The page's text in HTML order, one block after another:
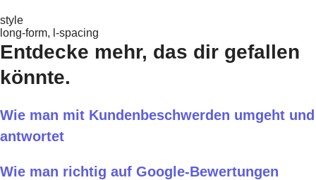
style
long-form, l-spacing
Entdecke mehr, das dir gefallen
könnte.
Wie man mit Kundenbeschwerden umgeht und
antwortet
Wie man richtig auf Google-Bewertungen